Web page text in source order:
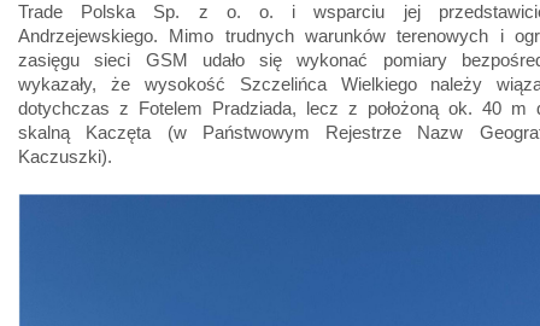
Trade Polska Sp. z o. o. i wsparciu jej
Andrzejewskiego. Mimo trudnych warunków terenowych i
zasięgu sieci GSM udało się wykonać pomiary
wykazały, że wysokość Szczelińca Wielkiego należy
dotychczas z Fotelem Pradziada, lecz z położoną ok. 40 m
skalną Kaczęta (w Państwowym Rejestrze Nazw
Kaczuszki).